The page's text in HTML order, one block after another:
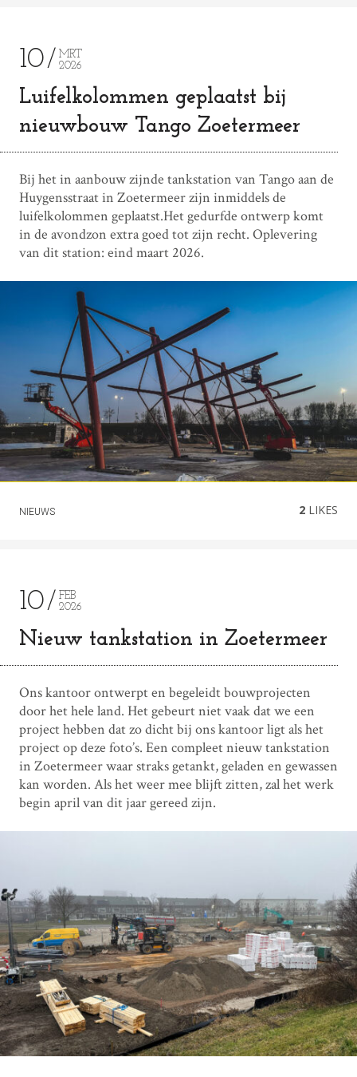
10
MRT
2026
Luifelkolommen geplaatst bij
nieuwbouw Tango Zoetermeer
Bij het in aanbouw zijnde tankstation van Tango aan de
Huygensstraat in Zoetermeer zijn inmiddels de
luifelkolommen geplaatst.Het gedurfde ontwerp komt
in de avondzon extra goed tot zijn recht. Oplevering
van dit station: eind maart 2026.
NIEUWS 2 LIKES
10
FEB
2026
Nieuw tankstation in Zoetermeer
Ons kantoor ontwerpt en begeleidt bouwprojecten
door het hele land. Het gebeurt niet vaak dat we een
project hebben dat zo dicht bij ons kantoor ligt als het
project op deze foto’s. Een compleet nieuw tankstation
in Zoetermeer waar straks getankt, geladen en gewassen
kan worden. Als het weer mee blijft zitten, zal het werk
begin april van dit jaar gereed zijn.